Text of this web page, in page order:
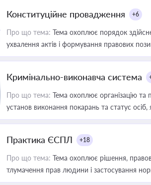
Конституційне провадження +6
Про що тема: Тема охоплює порядок
ухвалення актів і формування правових
Кримінально-виконавча система
Про що тема: Тема охоплює організацію та
установ виконання покарань та статус осіб,
Практика ЄСПЛ +18
Про що тема: Тема охоплює рішення,
тлумачення прав людини і застосування